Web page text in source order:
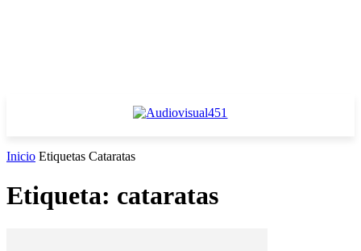
Inicio Etiquetas Cataratas
Etiqueta: cataratas